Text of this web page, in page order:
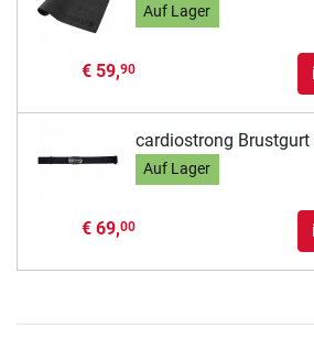
Auf Lager
€ 59,90
cardiostrong Brustgurt
Auf Lager
€ 69,00